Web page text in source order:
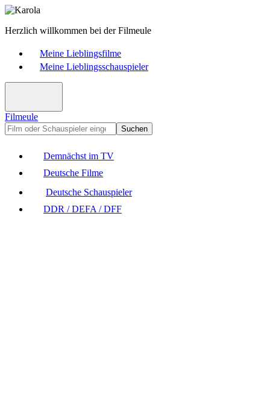
Herzlich willkommen bei der Filmeule
Meine Lieblingsfilme
Meine Lieblingsschauspieler
Filmeule
Suchen
Demnächst im TV
Deutsche Filme
Deutsche Schauspieler
DDR / DEFA / DFF